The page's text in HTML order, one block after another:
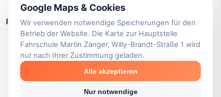
Rechtliches
Impressum
Datenschutz
Cookie-Einstellungen
AGB
Google Maps & Cookies
Wir verwenden notwendige Speicherungen für den
Betrieb der Website. Die Karte zur Hauptstelle
Fahrschule Martin Zanger, Willy-Brandt-Straße 1 wird
nur nach Ihrer Zustimmung geladen.
Alle akzeptieren
Nur notwendige